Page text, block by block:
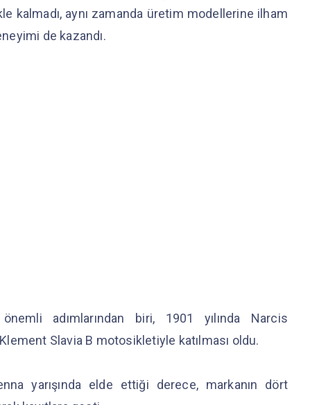
kalmadı, aynı zamanda üretim modellerine ilham
de kazandı.
adımlarından biri, 1901 yılında Narcis
Slavia B motosikletiyle katılması oldu.
yarışında elde ettiği derece, markanın dört